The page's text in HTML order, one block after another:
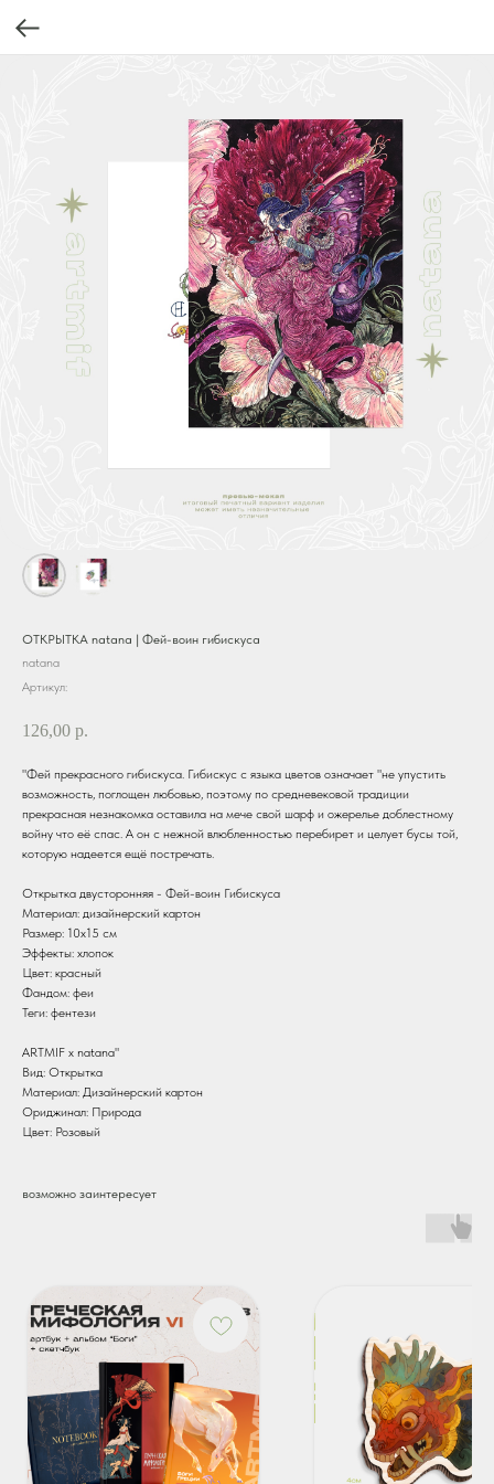
ОТКРЫТКА natana | Фей-воин гибискуса
natana
Артикул:
126,00 р.
"Фей прекрасного гибискуса. Гибискус с языка цветов означает "не упустить
возможность, поглощен любовью, поэтому по средневековой традиции
прекрасная незнакомка оставила на мече свой шарф и ожерелье доблестному
войну что её спас. А он с нежной влюбленностью перебирет и целует бусы той,
которую надеется ещё постречать.
Открытка двусторонняя - Фей-воин Гибискуса
Материал: дизайнерский картон
Размер: 10х15 см
Эффекты: хлопок
Цвет: красный
Фандом: феи
Теги: фентези
ARTMIF х natana"
Вид: Открытка
Материал: Дизайнерский картон
Ориджинал: Природа
Цвет: Розовый
возможно заинтересует